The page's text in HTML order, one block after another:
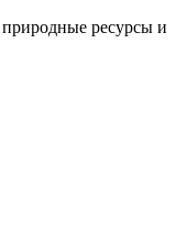
ресурсы и